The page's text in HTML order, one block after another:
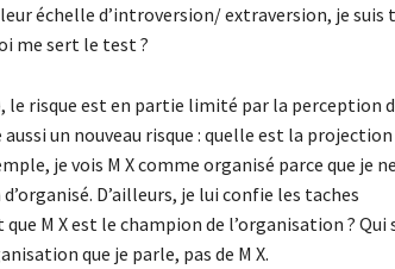
échelle d’introversion/ extraversion, je suis
me sert le test ?
le risque est en partie limité par la perception
un nouveau risque : quelle est la projection
je vois M X comme organisé parce que je
d’organisé. D’ailleurs, je lui confie les taches
M X est le champion de l’organisation ? Qui
que je parle, pas de M X.